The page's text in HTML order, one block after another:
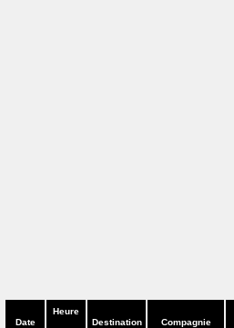
Date
Heure
Destination Compagnie